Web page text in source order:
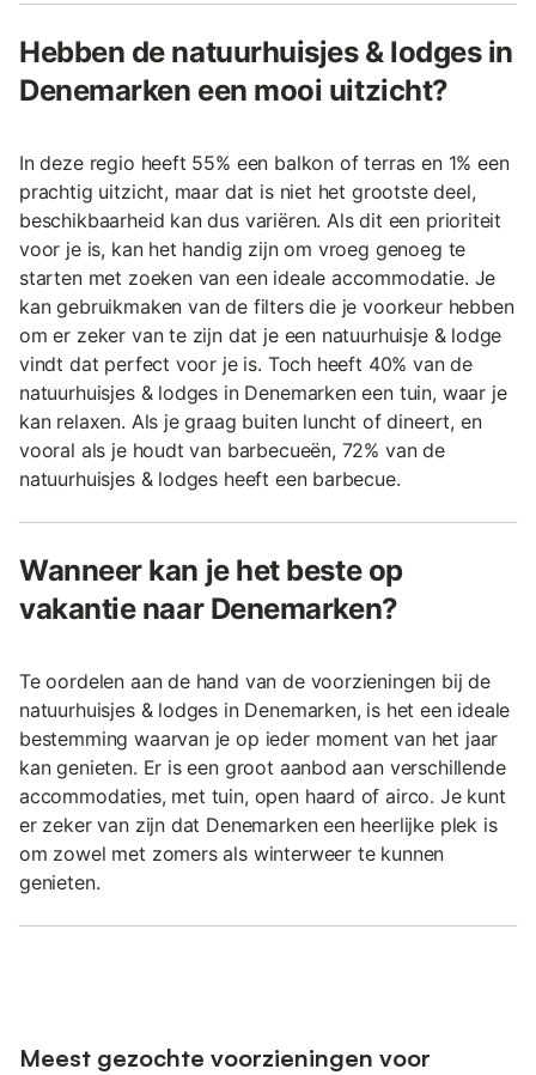
Hebben de natuurhuisjes & lodges in
Denemarken een mooi uitzicht?
In deze regio heeft 55% een balkon of terras en 1% een
prachtig uitzicht, maar dat is niet het grootste deel,
beschikbaarheid kan dus variëren. Als dit een prioriteit
voor je is, kan het handig zijn om vroeg genoeg te
starten met zoeken van een ideale accommodatie. Je
kan gebruikmaken van de filters die je voorkeur hebben
om er zeker van te zijn dat je een natuurhuisje & lodge
vindt dat perfect voor je is. Toch heeft 40% van de
natuurhuisjes & lodges in Denemarken een tuin, waar je
kan relaxen. Als je graag buiten luncht of dineert, en
vooral als je houdt van barbecueën, 72% van de
natuurhuisjes & lodges heeft een barbecue.
Wanneer kan je het beste op
vakantie naar Denemarken?
Te oordelen aan de hand van de voorzieningen bij de
natuurhuisjes & lodges in Denemarken, is het een ideale
bestemming waarvan je op ieder moment van het jaar
kan genieten. Er is een groot aanbod aan verschillende
accommodaties, met tuin, open haard of airco. Je kunt
er zeker van zijn dat Denemarken een heerlijke plek is
om zowel met zomers als winterweer te kunnen
genieten.
Meest gezochte voorzieningen voor